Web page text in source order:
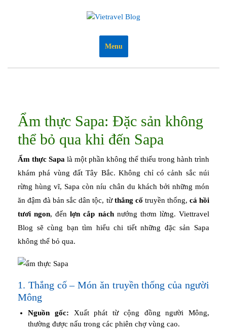
Menu
Ẩm thực Sapa: Đặc sản không
thể bỏ qua khi đến Sapa
Ẩm thực Sapa là một phần không thể thiếu trong hành trình
khám phá vùng đất Tây Bắc. Không chỉ có cảnh sắc núi
rừng hùng vĩ, Sapa còn níu chân du khách bởi những món
ăn đậm đà bản sắc dân tộc, từthắng cốtruyền thống, cá hồi
tươi ngon, đếnlợn cắp náchnướng thơm lừng. Viettravel
Blog sẽ cùng bạn tìm hiểu chi tiết những đặc sản Sapa
không thể bỏ qua.
1. Thắng cố – Món ăn truyền thống của người
Mông
Nguồn gốc: Xuất phát từ cộng đồng người Mông,
thường được nấu trong các phiên chợ vùng cao.